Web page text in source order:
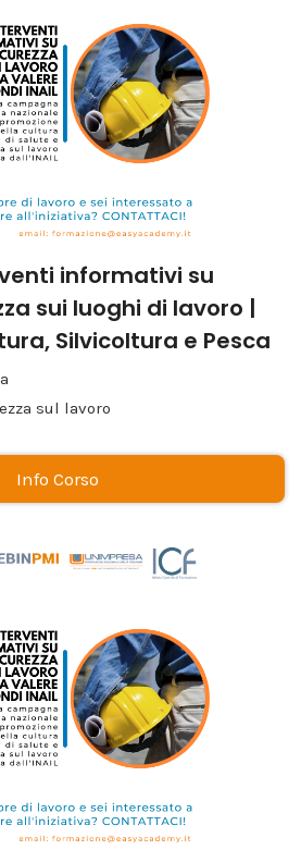
informativi su
sui luoghi di lavoro |
Silvicoltura e Pesca
sul lavoro
Info Corso